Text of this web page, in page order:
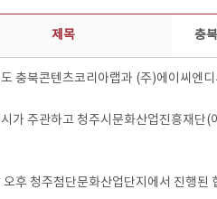
제목 충
충북콘텐츠코리아랩과 (주)에이씨엔
가 주관하고 청주시문화산업진흥재단
오후 청주첨단문화산업단지에서 진행된